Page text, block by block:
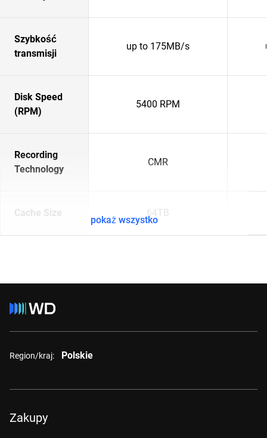
Szybkość
transmisji
up to 175MB/s
Disk Speed
(RPM)
5400 RPM
Recording
Technology
CMR
Cache Size 64TB
pokaż wszystko
Region/kraj: Polskie
Zakupy